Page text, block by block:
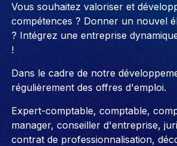
Vous souhaitez valoriser et
compétences ? Donner un nouvel
? Intégrez une entreprise
!
Dans le cadre de notre
régulièrement des offres d'emploi.
Expert-comptable, comptable,
manager, conseiller d'entreprise,
contrat de professionnalisation,